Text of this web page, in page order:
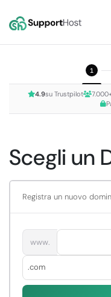
1
4.9su Trustpilot
Scegli un
Registra un nuovo
www.
.com